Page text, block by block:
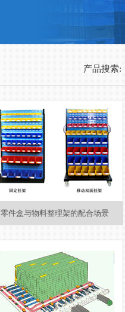
产品搜索:
零件盒与物料整理架的配合场景